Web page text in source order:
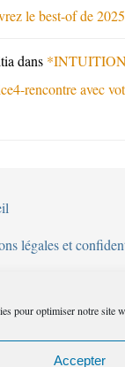
pour optimiser notre site
Accepter
le best-of de 2025
dans
rencontre avec
légales et
de l’intuition
de cookies (UE)